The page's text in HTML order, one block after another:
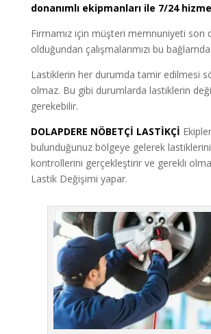
donanımlı ekipmanları ile 7/24
Firmamız için müşteri memnuniyeti son
olduğundan çalışmalarımızı bu
Lastiklerin her durumda tamir edilmesi
olmaz. Bu gibi durumlarda lastiklerin
gerekebilir.
DOLAPDERE NÖBETÇİ LASTİKÇİ
bulunduğunuz bölgeye gelerek
kontrollerini gerçekleştirir ve gerekli
Lastik Değişimi yapar.